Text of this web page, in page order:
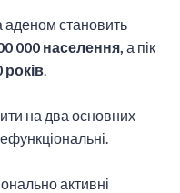
аденом становить
000 населення, а пік
років.
на два основних
активні